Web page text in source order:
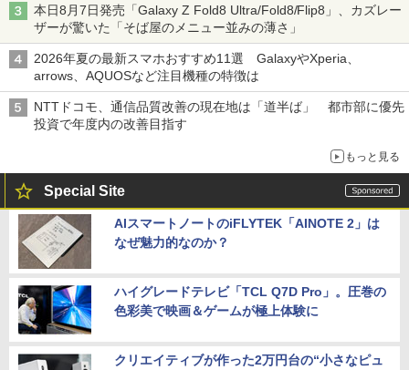
本日8月7日発売「Galaxy Z Fold8 Ultra/Fold8/Flip8」、カズレー
ザーが驚いた「そば屋のメニュー並みの薄さ」
2026年夏の最新スマホおすすめ11選 GalaxyやXperia、
arrows、AQUOSなど注目機種の特徴は
NTTドコモ、通信品質改善の現在地は「道半ば」 都市部に優先
投資で年度内の改善目指す
もっと見る
Special Site
AIスマートノートのiFLYTEK「AINOTE 2」は
なぜ魅力的なのか？
ハイグレードテレビ「TCL Q7D Pro」。圧巻の
色彩美で映画＆ゲームが極上体験に
クリエイティブが作った2万円台の“小さなピュ